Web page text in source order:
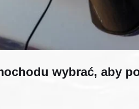
wybrać, aby